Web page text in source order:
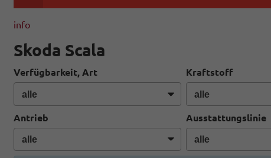
info
Skoda Scala
Verfügbarkeit, Art Kraftstoff
Antrieb Ausstattungslinie